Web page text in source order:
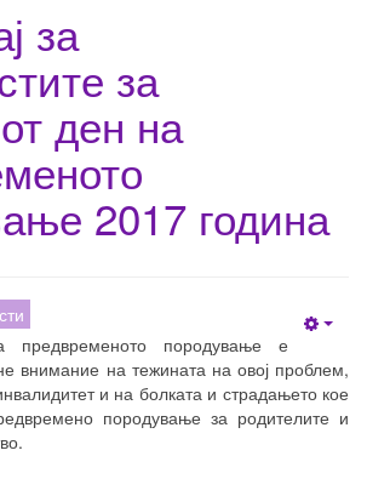
за
за
ден на
2017 година
предвременото породување е
внимание на тежината на овој проблем,
и на болката и страдањето кое
породување за родителите и